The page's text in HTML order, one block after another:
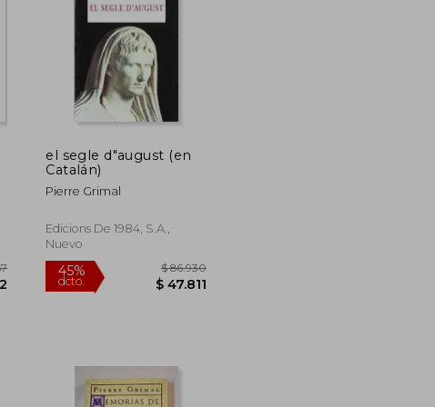
$ 141.936
$ 78.065
45%
dcto.
el segle d"august (en
Catalán)
Pierre Grimal
Edicions De 1984, S.a.,
Nuevo